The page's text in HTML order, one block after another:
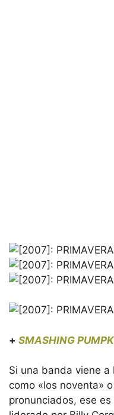
+ SMASHING
Si una banda viene
como «los noventa»
pronunciados, ese